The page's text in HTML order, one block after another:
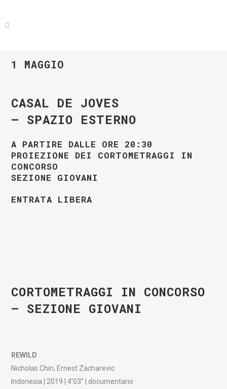
1 MAGGIO
CASAL DE JOVES
– SPAZIO ESTERNO
A PARTIRE DALLE ORE 20:30
PROIEZIONE DEI CORTOMETRAGGI IN
CONCORSO
SEZIONE GIOVANI
ENTRATA LIBERA
CORTOMETRAGGI IN CONCORSO
– SEZIONE GIOVANI
REWILD
Nicholas Chin, Ernest Zacharevic
Indonesia | 2019 | 4’03” | documentario